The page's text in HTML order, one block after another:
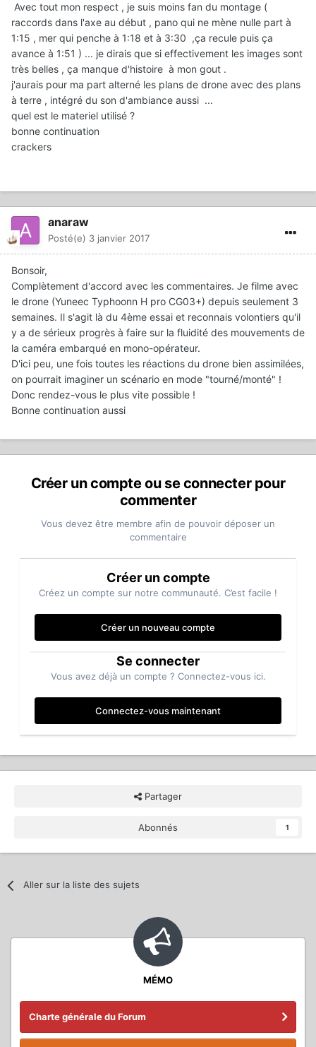
Avec tout mon respect , je suis moins fan du montage (
raccords dans l'axe au début , pano qui ne mène nulle part à
1:15 , mer qui penche à 1:18 et à 3:30 ,ça recule puis ça
avance à 1:51 ) ... je dirais que si effectivement les images sont
très belles , ça manque d'histoire à mon gout .
j'aurais pour ma part alterné les plans de drone avec des plans
à terre , intégré du son d'ambiance aussi ...
quel est le materiel utilisé ?
bonne continuation
crackers
anaraw
Posté(e) 3 janvier 2017
Bonsoir,
Complètement d'accord avec les commentaires. Je filme avec
le drone (Yuneec Typhoonn H pro CG03+) depuis seulement 3
semaines. Il s'agit là du 4ème essai et reconnais volontiers qu'il
y a de sérieux progrès à faire sur la fluidité des mouvements de
la caméra embarqué en mono-opérateur.
D'ici peu, une fois toutes les réactions du drone bien assimilées,
on pourrait imaginer un scénario en mode "tourné/monté" !
Donc rendez-vous le plus vite possible !
Bonne continuation aussi
Créer un compte ou se connecter pour
commenter
Vous devez être membre afin de pouvoir déposer un
commentaire
Créer un compte
Créez un compte sur notre communauté. C’est facile !
Créer un nouveau compte
Se connecter
Vous avez déjà un compte ? Connectez-vous ici.
Connectez-vous maintenant
Partager
Abonnés 1
Aller sur la liste des sujets
MÉMO
Charte générale du Forum